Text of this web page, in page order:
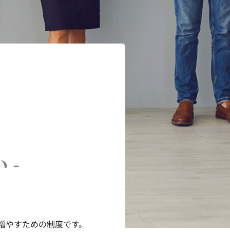
-
すための制度です。